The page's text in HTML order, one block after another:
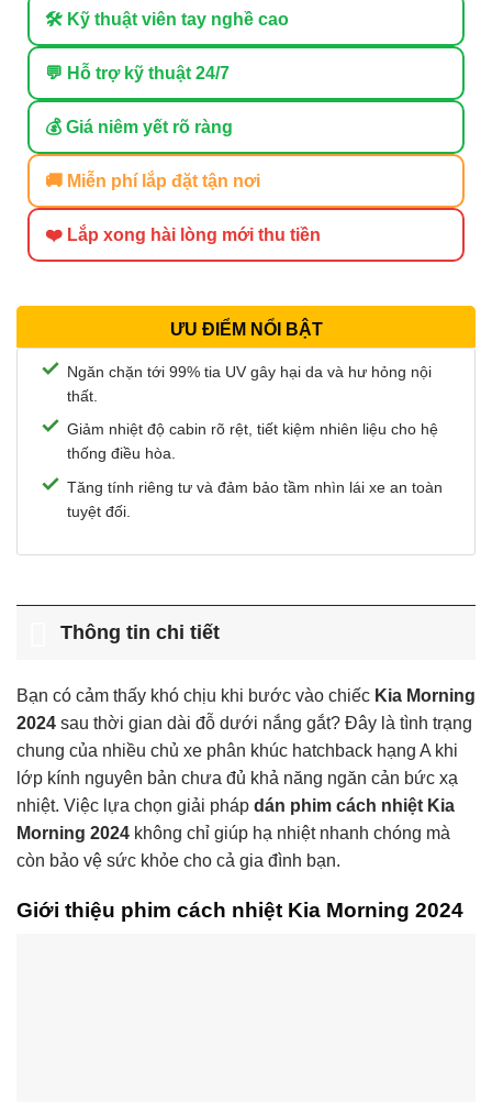
🛠 Kỹ thuật viên tay nghề cao
💬 Hỗ trợ kỹ thuật 24/7
💰 Giá niêm yết rõ ràng
🚚 Miễn phí lắp đặt tận nơi
❤️ Lắp xong hài lòng mới thu tiền
ƯU ĐIỂM NỔI BẬT
Ngăn chặn tới 99% tia UV gây hại da và hư hỏng nội
thất.
Giảm nhiệt độ cabin rõ rệt, tiết kiệm nhiên liệu cho hệ
thống điều hòa.
Tăng tính riêng tư và đảm bảo tầm nhìn lái xe an toàn
tuyệt đối.
Thông tin chi tiết
Bạn có cảm thấy khó chịu khi bước vào chiếc Kia Morning
2024 sau thời gian dài đỗ dưới nắng gắt? Đây là tình trạng
chung của nhiều chủ xe phân khúc hatchback hạng A khi
lớp kính nguyên bản chưa đủ khả năng ngăn cản bức xạ
nhiệt. Việc lựa chọn giải pháp dán phim cách nhiệt Kia
Morning 2024 không chỉ giúp hạ nhiệt nhanh chóng mà
còn bảo vệ sức khỏe cho cả gia đình bạn.
Giới thiệu phim cách nhiệt Kia Morning 2024